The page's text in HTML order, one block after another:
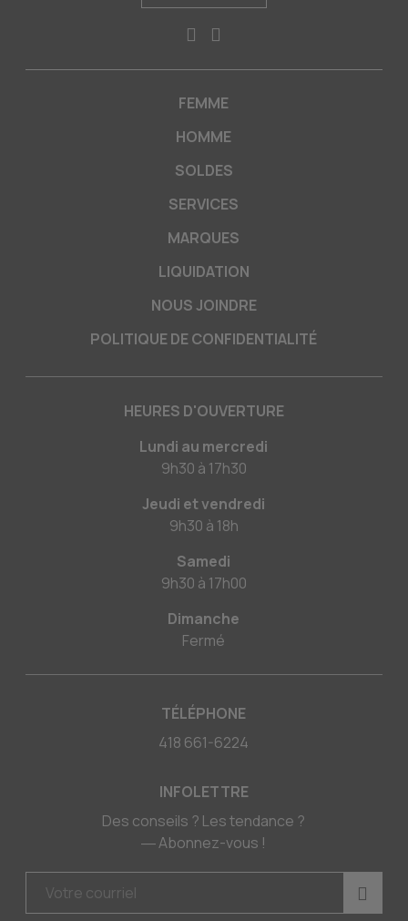
FEMME
HOMME
SOLDES
SERVICES
MARQUES
LIQUIDATION
NOUS JOINDRE
POLITIQUE DE CONFIDENTIALITÉ
HEURES D'OUVERTURE
Lundi au mercredi
9h30 à 17h30
Jeudi et vendredi
9h30 à 18h
Samedi
9h30 à 17h00
Dimanche
Fermé
TÉLÉPHONE
418 661-6224
INFOLETTRE
Des conseils ? Les tendance ?
― Abonnez-vous !